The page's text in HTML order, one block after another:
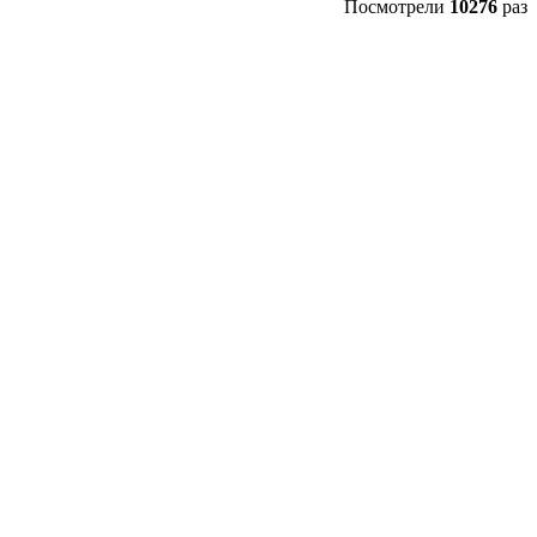
Посмотрели 10276 раз